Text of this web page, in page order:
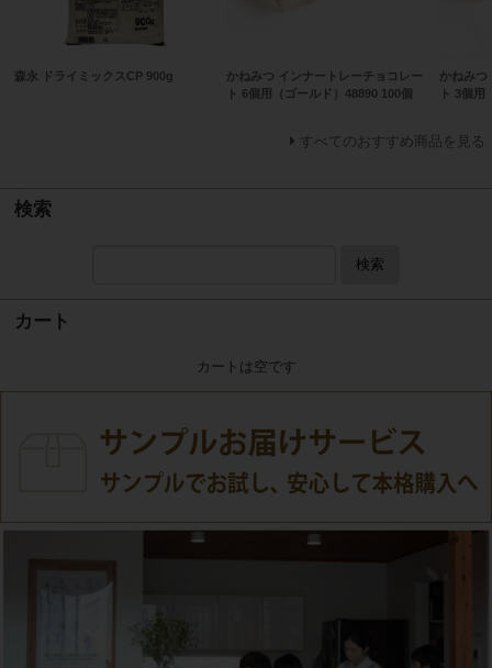
森永 ドライミックスCP 900g
かねみつ インナートレーチョコレー
ト 6個用（ゴールド）48890 100個
かねみつ
ト 3個用
すべてのおすすめ商品を見る
検索
検索
カート
カートは空です